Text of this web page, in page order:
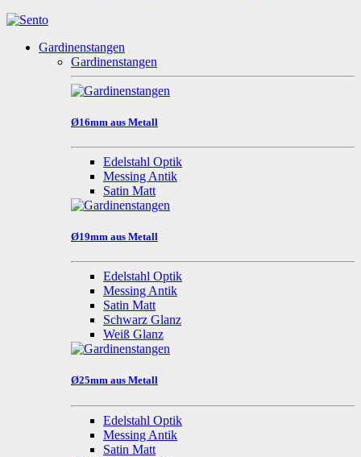
Gardinenstangen
Gardinenstangen
Ø16mm aus Metall
Edelstahl Optik
Messing Antik
Satin Matt
Ø19mm aus Metall
Edelstahl Optik
Messing Antik
Satin Matt
Schwarz Glanz
Weiß Glanz
Ø25mm aus Metall
Edelstahl Optik
Messing Antik
Satin Matt